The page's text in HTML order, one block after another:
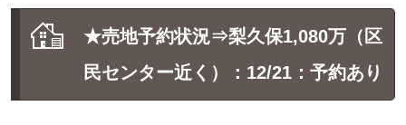
へ
キ
ッ
★売地予約状況⇒梨久保1,080万（区
民センター近く）：12/21：予約あり